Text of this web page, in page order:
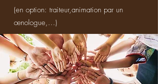
(en option: traiteur,animation par un
œnologue,...)